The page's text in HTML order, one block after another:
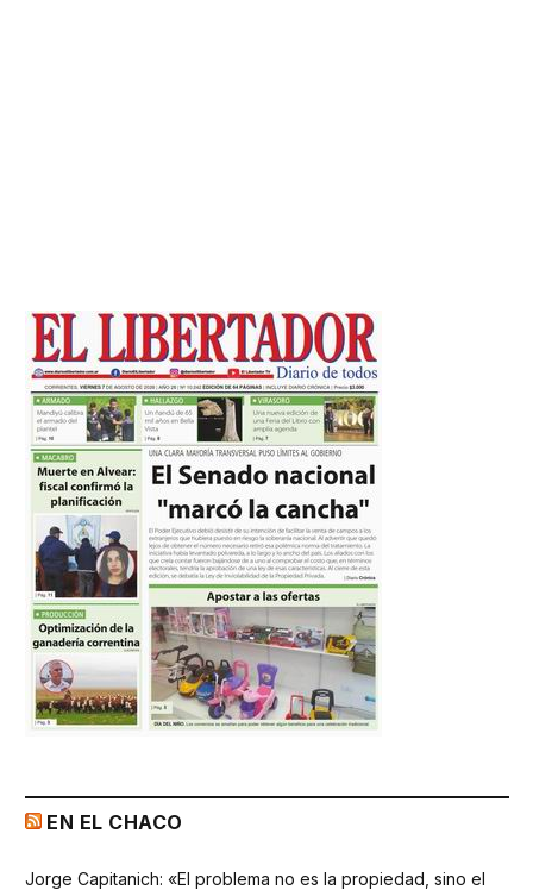
EN EL CHACO
Jorge Capitanich: «El problema no es la propiedad, sino el